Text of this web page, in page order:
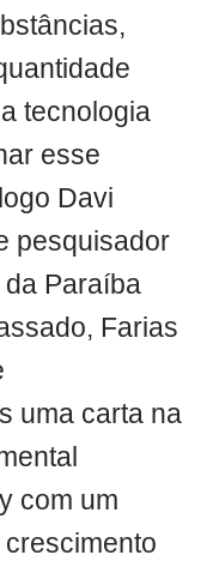
tecnologia
esse
Davi
pesquisador
Paraíba
Farias
uma carta na
com um